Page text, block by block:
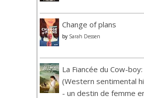
Change of plans
by Sarah Dessen
La Fiancée du Cow-boy:
(Western sentimental
- un destin de femme